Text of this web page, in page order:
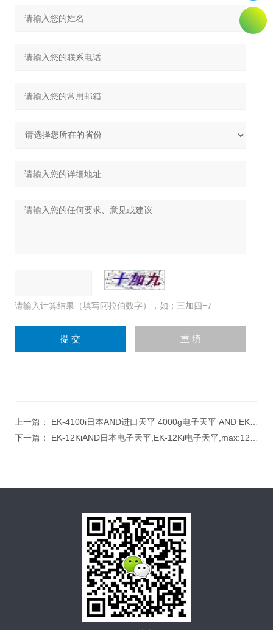
请输入计算结果（填写阿拉伯数字），如：三加四=7
上一篇： EK-4100i日本AND进口天平 4000g电子天平 AND EK-4100i进口电子天平
下一篇： EK-12KiAND日本电子天平,EK-12Ki电子天平,max:12kg/1g电子天平